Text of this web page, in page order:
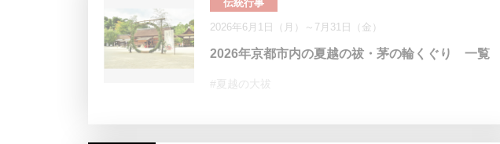
伝統行事
2026年6月1日（月）～7月31日（金）
2026年京都市内の夏越の祓・茅の輪くぐり 一覧
#夏越の大祓